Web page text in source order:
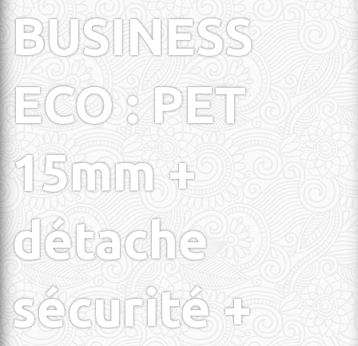
BUSINESS
ECO : PET
15mm +
détache
sécurité +